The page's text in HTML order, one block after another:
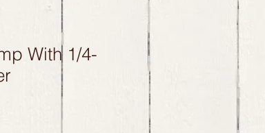
With 1/4-